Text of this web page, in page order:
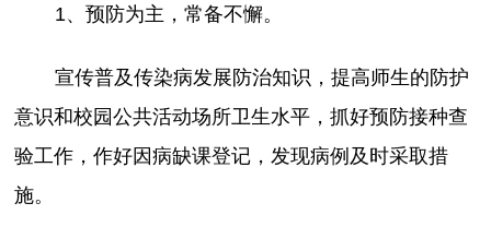
1、预防为主，常备不懈。
宣传普及传染病发展防治知识，提高师生的防护
意识和校园公共活动场所卫生水平，抓好预防接种查
验工作，作好因病缺课登记，发现病例及时采取措
施。